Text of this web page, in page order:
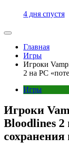
4 дня спустя
Главная
Игры
Игроки
2 на PC
Игры
Игроки
Bloodlines 2
сохранения